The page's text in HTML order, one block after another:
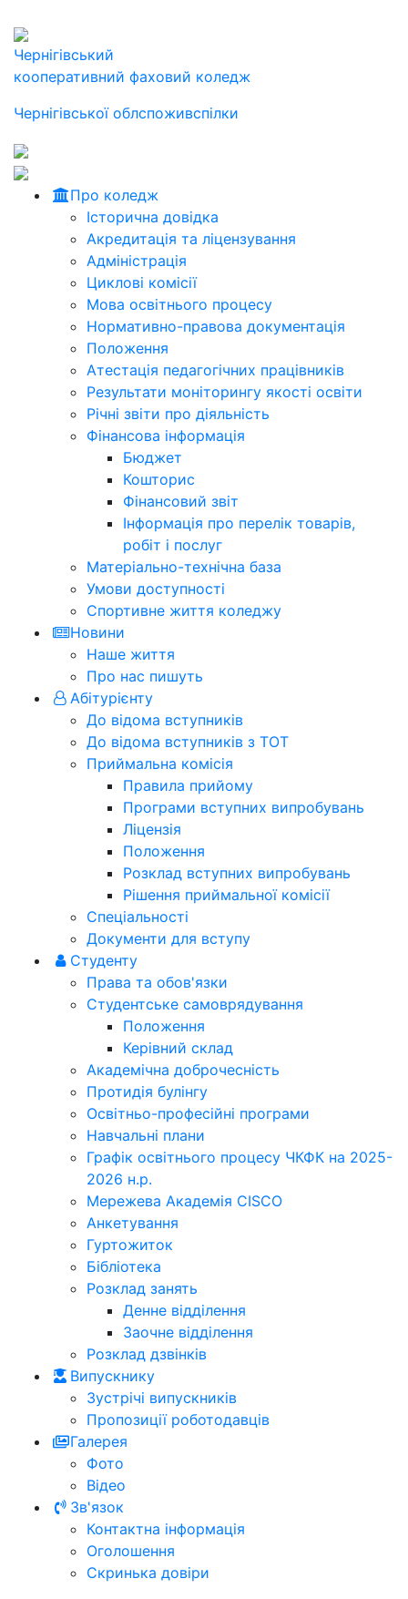
Чернігівський
кооперативний фаховий коледж
Чернігівської облспоживспілки
Про коледж
Історична довідка
Акредитація та ліцензування
Адміністрація
Циклові комісії
Мова освітнього процесу
Нормативно-правова документація
Положення
Атестація педагогічних працівників
Результати моніторингу якості освіти
Річні звіти про діяльність
Фінансова інформація
Бюджет
Кошторис
Фінансовий звіт
Інформація про перелік товарів,
робіт і послуг
Матеріально-технічна база
Умови доступності
Спортивне життя коледжу
Новини
Наше життя
Про нас пишуть
Абітурієнту
До відома вступників
До відома вступників з ТОТ
Приймальна комісія
Правила прийому
Програми вступних випробувань
Ліцензія
Положення
Розклад вступних випробувань
Рішення приймальної комісії
Спеціальності
Документи для вступу
Студенту
Права та обов'язки
Студентське самоврядування
Положення
Керівний склад
Академічна доброчесність
Протидія булінгу
Освітньо-професійні програми
Навчальні плани
Графік освітнього процесу ЧКФК на 2025-
2026 н.р.
Мережева Академія CISCO
Анкетування
Гуртожиток
Бібліотека
Розклад занять
Денне відділення
Заочне відділення
Розклад дзвінків
Випускнику
Зустрічі випускників
Пропозиції роботодавців
Галерея
Фото
Відео
Зв'язок
Контактна інформація
Оголошення
Скринька довіри